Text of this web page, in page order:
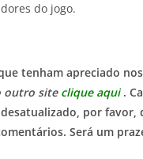
do jogo.
tenham apreciado
outro site clique aqui .
por favor,
Será um